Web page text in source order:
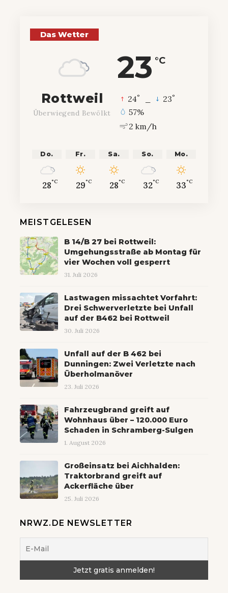
Das Wetter
23 °C
Rottweil
Überwiegend Bewölkt
24° 23°
57%
2 km/h
Do.
28°C
Fr.
29°C
Sa.
28°C
So.
32°C
Mo.
33°C
MEISTGELESEN
B 14/B 27 bei Rottweil:
Umgehungsstraße ab Montag für
vier Wochen voll gesperrt
31. Juli 2026
Lastwagen missachtet Vorfahrt:
Drei Schwerverletzte bei Unfall
auf der B462 bei Rottweil
30. Juli 2026
Unfall auf der B 462 bei
Dunningen: Zwei Verletzte nach
Überholmanöver
23. Juli 2026
Fahrzeugbrand greift auf
Wohnhaus über – 120.000 Euro
Schaden in Schramberg-Sulgen
1. August 2026
Großeinsatz bei Aichhalden:
Traktorbrand greift auf
Ackerfläche über
25. Juli 2026
NRWZ.DE NEWSLETTER